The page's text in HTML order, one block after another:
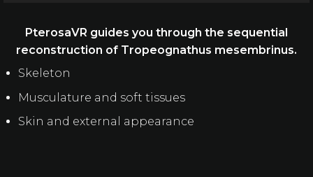
PterosaVR guides you through the sequential
reconstruction of Tropeognathus mesembrinus.
Skeleton
Musculature and soft tissues
Skin and external appearance